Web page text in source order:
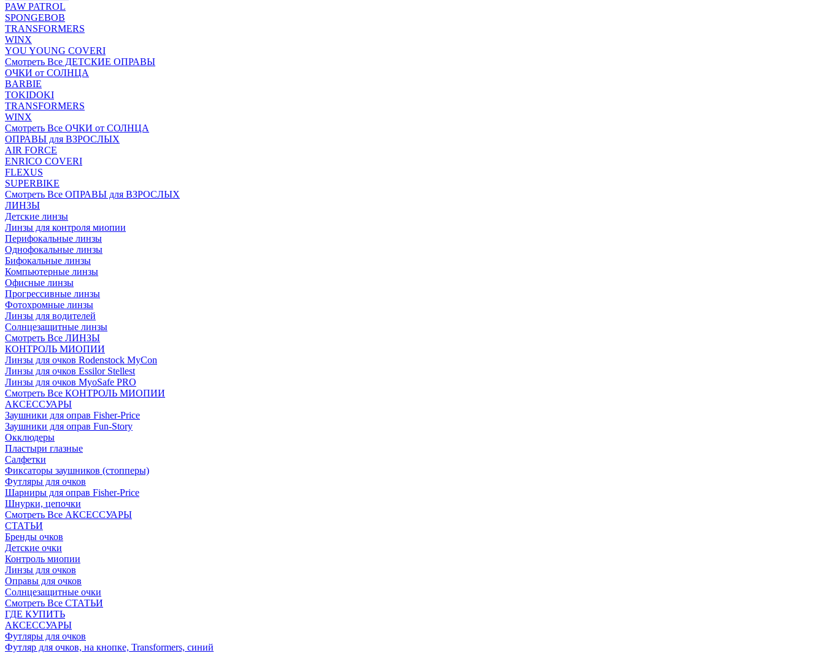
PAW PATROL
SPONGEBOB
TRANSFORMERS
WINX
YOU YOUNG COVERI
Смотреть Все ДЕТСКИЕ ОПРАВЫ
ОЧКИ от СОЛНЦА
BARBIE
TOKIDOKI
TRANSFORMERS
WINX
Смотреть Все ОЧКИ от СОЛНЦА
ОПРАВЫ для ВЗРОСЛЫХ
AIR FORCE
ENRICO COVERI
FLEXUS
SUPERBIKE
Смотреть Все ОПРАВЫ для ВЗРОСЛЫХ
ЛИНЗЫ
Детские линзы
Линзы для контроля миопии
Перифокальные линзы
Однофокальные линзы
Бифокальные линзы
Компьютерные линзы
Офисные линзы
Прогрессивные линзы
Фотохромные линзы
Линзы для водителей
Солнцезащитные линзы
Смотреть Все ЛИНЗЫ
КОНТРОЛЬ МИОПИИ
Линзы для очков Rodenstock MyCon
Линзы для очков Essilor Stellest
Линзы для очков MyoSafe PRO
Смотреть Все КОНТРОЛЬ МИОПИИ
АКСЕССУАРЫ
Заушники для оправ Fisher-Price
Заушники для оправ Fun-Story
Окклюдеры
Пластыри глазные
Салфетки
Фиксаторы заушников (стопперы)
Футляры для очков
Шарниры для оправ Fisher-Price
Шнурки, цепочки
Смотреть Все АКСЕССУАРЫ
СТАТЬИ
Бренды очков
Детские очки
Контроль миопии
Линзы для очков
Оправы для очков
Солнцезащитные очки
Смотреть Все СТАТЬИ
ГДЕ КУПИТЬ
АКСЕССУАРЫ
Футляры для очков
Футляр для очков, на кнопке, Transformers, синий